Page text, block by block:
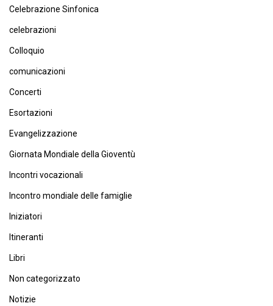
Celebrazione Sinfonica
celebrazioni
Colloquio
comunicazioni
Concerti
Esortazioni
Evangelizzazione
Giornata Mondiale della Gioventù
Incontri vocazionali
Incontro mondiale delle famiglie
Iniziatori
Itineranti
Libri
Non categorizzato
Notizie